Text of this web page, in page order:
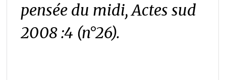
pensée du midi, Actes sud
2008 :4 (n°26).